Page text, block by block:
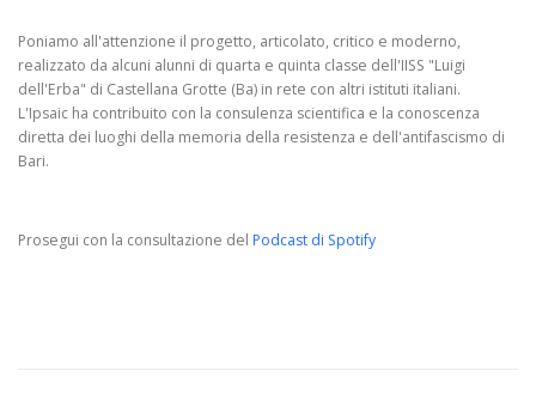
Poniamo all'attenzione il progetto, articolato, critico e moderno,
realizzato da alcuni alunni di quarta e quinta classe dell'IISS "Luigi
dell'Erba" di Castellana Grotte (Ba) in rete con altri istituti italiani.
L'Ipsaic ha contribuito con la consulenza scientifica e la conoscenza
diretta dei luoghi della memoria della resistenza e dell'antifascismo di
Bari.
Prosegui con la consultazione del Podcast di Spotify